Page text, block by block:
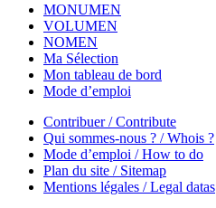
MONUMEN
VOLUMEN
NOMEN
Ma Sélection
Mon tableau de bord
Mode d’emploi
Contribuer / Contribute
Qui sommes-nous ? / Whois ?
Mode d’emploi / How to do
Plan du site / Sitemap
Mentions légales / Legal datas